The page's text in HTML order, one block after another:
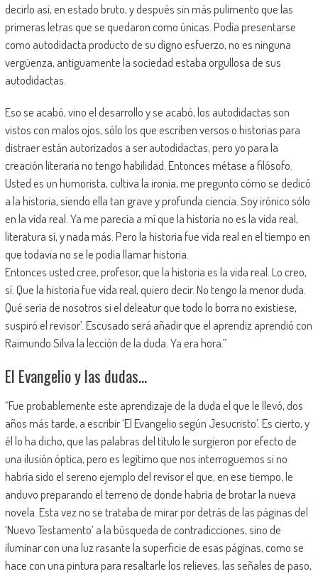
decirlo así, en estado bruto, y después sin más pulimento que las
primeras letras que se quedaron como únicas. Podía presentarse
como autodidacta producto de su digno esfuerzo, no es ninguna
vergüenza, antiguamente la sociedad estaba orgullosa de sus
autodidactas.
Eso se acabó, vino el desarrollo y se acabó, los autodidactas son
vistos con malos ojos, sólo los que escriben versos o historias para
distraer están autorizados a ser autodidactas, pero yo para la
creación literaria no tengo habilidad. Entonces métase a filósofo.
Usted es un humorista, cultiva la ironía, me pregunto cómo se dedicó
a la historia, siendo ella tan grave y profunda ciencia. Soy irónico sólo
en la vida real. Ya me parecía a mí que la historia no es la vida real,
literatura sí, y nada más. Pero la historia fue vida real en el tiempo en
que todavía no se le podía llamar historia.
Entonces usted cree, profesor, que la historia es la vida real. Lo creo,
sí. Que la historia fue vida real, quiero decir. No tengo la menor duda.
Qué sería de nosotros si el deleatur que todo lo borra no existiese,
suspiró el revisor’. Escusado será añadir que el aprendiz aprendió con
Raimundo Silva la lección de la duda. Ya era hora.”
El Evangelio y las dudas…
“Fue probablemente este aprendizaje de la duda el que le llevó, dos
años más tarde, a escribir ‘El Evangelio según Jesucristo’. Es cierto, y
él lo ha dicho, que las palabras del título le surgieron por efecto de
una ilusión óptica, pero es legítimo que nos interroguemos si no
habría sido el sereno ejemplo del revisor el que, en ese tiempo, le
anduvo preparando el terreno de donde habría de brotar la nueva
novela. Esta vez no se trataba de mirar por detrás de las páginas del
‘Nuevo Testamento’ a la búsqueda de contradicciones, sino de
iluminar con una luz rasante la superficie de esas páginas, como se
hace con una pintura para resaltarle los relieves, las señales de paso,